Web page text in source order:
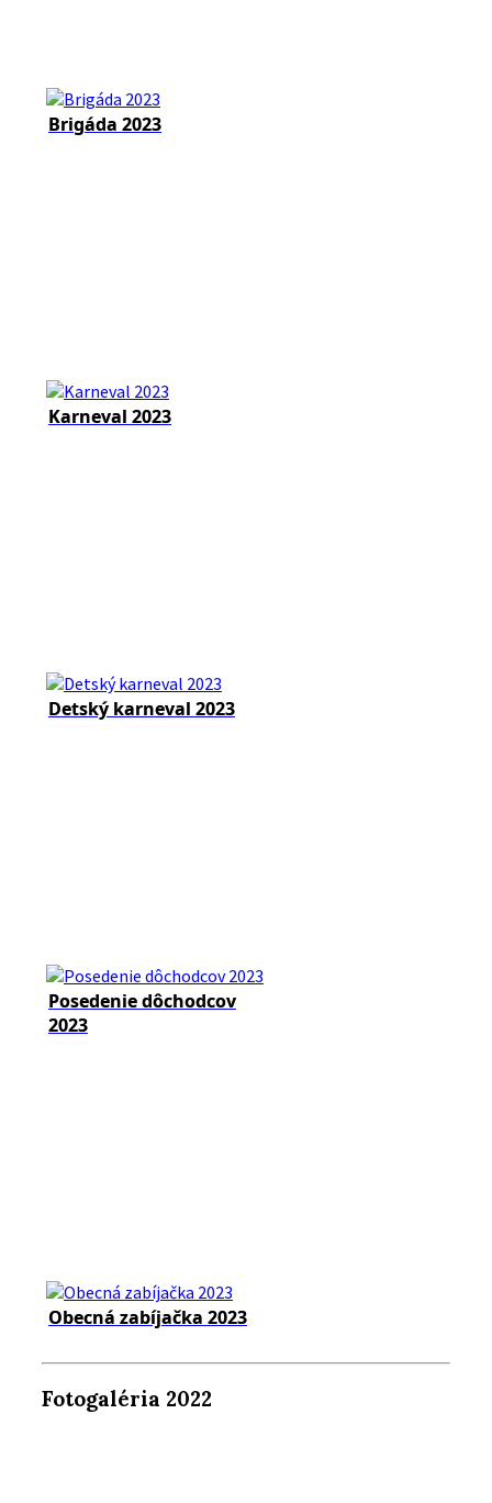
Brigáda 2023
Karneval 2023
Detský karneval 2023
Posedenie dôchodcov
2023
Obecná zabíjačka 2023
Fotogaléria 2022